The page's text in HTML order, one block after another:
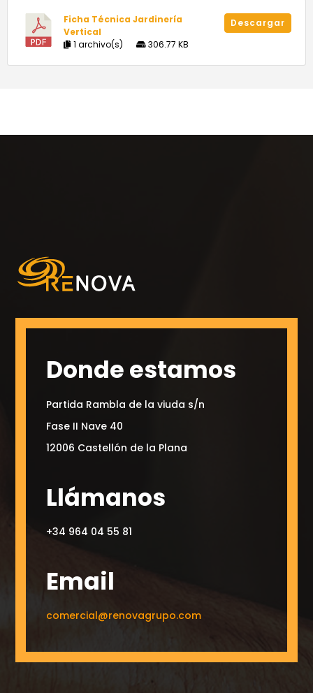
Ficha Técnica Jardinería
Vertical
1 archivo(s)
306.77 KB
Descargar
Donde estamos
Partida Rambla de la viuda s/n
Fase II Nave 40
12006 Castellón de la Plana
Llámanos
+34 964 04 55 81
Email
comercial@renovagrupo.com